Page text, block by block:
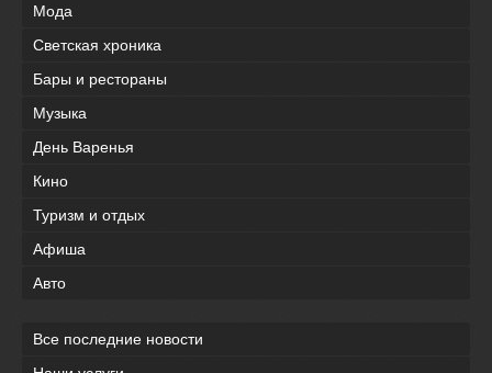
Мода
Светская хроника
Бары и рестораны
Музыка
День Варенья
Кино
Туризм и отдых
Афиша
Авто
Все последние новости